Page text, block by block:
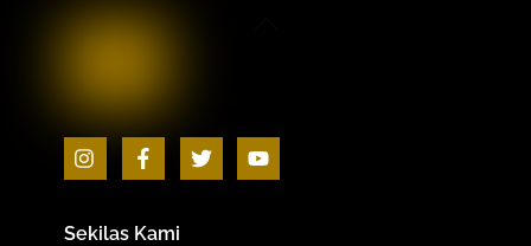
Icon
Icon
Icon
Icon
Sekilas Kami